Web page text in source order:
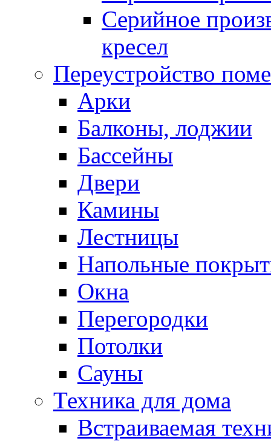
Серийное
кресел
Переустройство
Арки
Балконы, лоджии
Бассейны
Двери
Камины
Лестницы
Напольные
Окна
Перегородки
Потолки
Сауны
Техника для дома
Встраиваемая